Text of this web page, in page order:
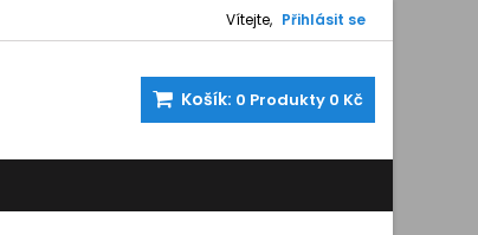
Vítejte, Přihlásit se
Košík: 0 Produkty 0 Kč